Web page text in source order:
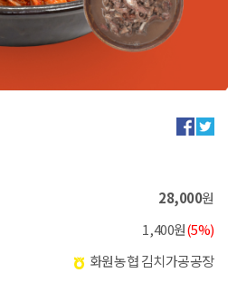
28,000원
1,400원(5%)
화원농협 김치가공공장